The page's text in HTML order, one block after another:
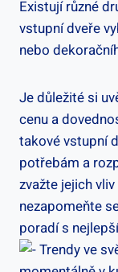
Existují ‌různé⁢
vstupní dveře
‍nebo
Je důležité si
cenu a
takové ⁣vstupní
‍potřebám a
zvažte jejich⁢
nezapomeňte
poradí ⁢s